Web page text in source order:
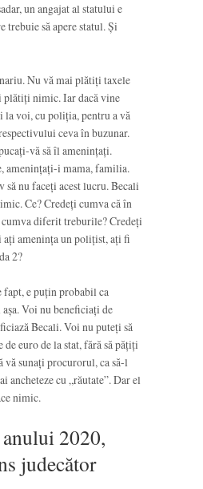
un angajat al statului e
trebuie să apere statul. Și
Nu vă mai plătiți taxele
plătiți nimic. Iar dacă vine
la voi, cu poliția, pentru a vă
ceva în buzunar.
vă să îl amenințați.
amenințați-i mama, familia.
nu faceți acest lucru. Becali
Ce? Credeți cumva că în
cumva diferit treburile? Credeți
ați amenința un polițist, ați fi
2?
fapt, e puțin probabil ca
Voi nu beneficiați de
Becali. Voi nu puteți să
euro de la stat, fără să pățiți
vă sunați procurorul, ca să-l
ancheteze cu „răutate”. Dar el
nimic.
2020,
judecător